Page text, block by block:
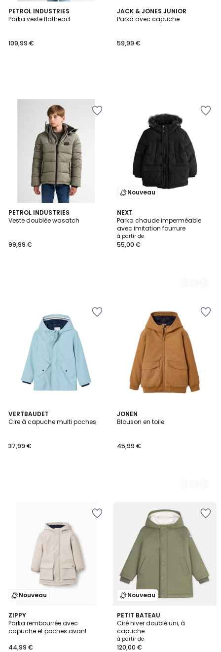
PETROL INDUSTRIES
Parka veste flathead
109,99 €
JACK & JONES JUNIOR
Parka avec capuche
59,99 €
PETROL INDUSTRIES
Veste doublée wasatch
99,99 €
Nouveau
NEXT
Parka chaude imperméable
avec imitation fourrure
à partir de
55,00 €
3
Couleurs
VERTBAUDET
Cire à capuche multi poches
37,99 €
JONEN
Blouson en toile
45,99 €
2
Couleurs
Nouveau
ZIPPY
Parka rembourrée avec
capuche et poches avant
44,99 €
Nouveau
PETIT BATEAU
Ciré hiver doublé uni, à
capuche
à partir de
120,00 €